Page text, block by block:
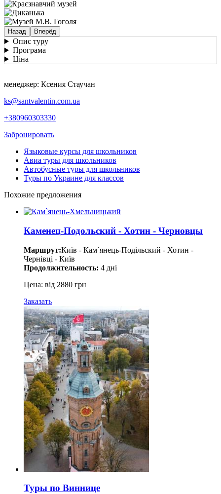
Назад Вперёд
Опис туру
Програма
Ціна
менеджер: Ксения Стаучан
ks@santvalentin.com.ua
+380960303330
Забронировать
Языковые курсы для школьников
Авиа туры для школьников
Автобусные туры для школьников
Туры по Украине для классов
Похожие предложения
Каменец-Подольский - Хотин - Черновцы
Маршрут:Київ - Кам`янець-Подільский - Хотин -
Чернівці - Київ
Продолжительность: 4 дні
Цена: від 2880 грн
Заказать
Туры по Виннице